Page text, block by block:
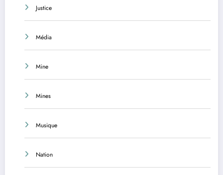
Justice
Média
Mine
Mines
Musique
Nation